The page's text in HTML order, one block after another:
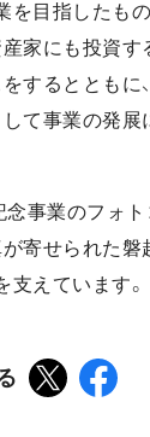
を目指したも
家にも投資す
するとともに
て事業の発展
事業のフォ
寄せられた磐
えています。